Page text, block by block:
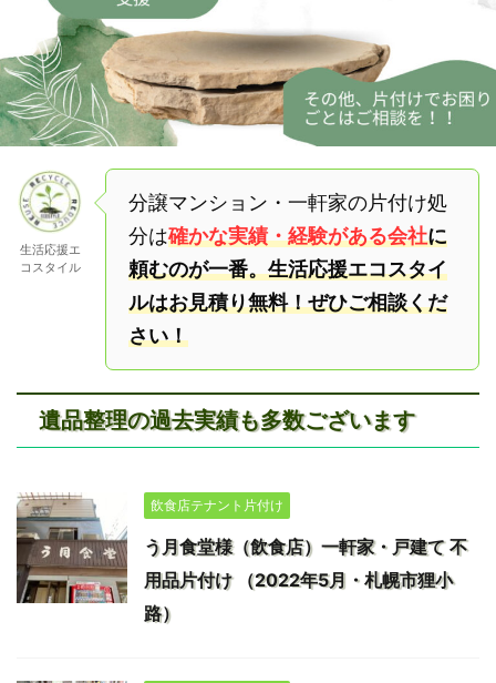
生活応援エ
コスタイル
分譲マンション・一軒家の片付け処
分は確かな実績・経験がある会社に
頼むのが一番。生活応援エコスタイ
ルはお見積り無料！ぜひご相談くだ
さい！
遺品整理の過去実績も多数ございます
飲食店テナント片付け
う月食堂様（飲食店）一軒家・戸建て 不
用品片付け （2022年5月・札幌市狸小
路）